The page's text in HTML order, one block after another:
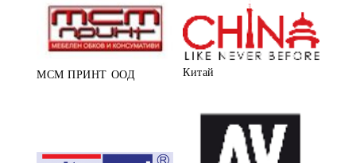
МСМ ПРИНТ ООД Китай